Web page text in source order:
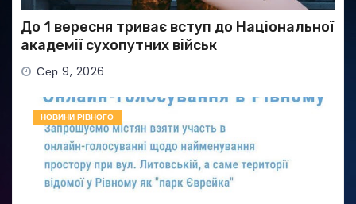
До 1 вересня триває вступ до Національної
академії сухопутних військ
Сер 9, 2026
НОВИНИ РІВНОГО